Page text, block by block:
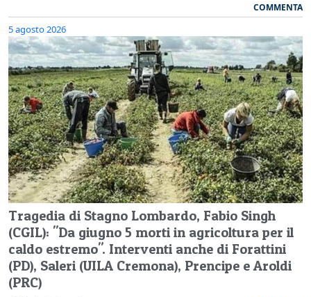
COMMENTA
5 agosto 2026
Tragedia di Stagno Lombardo, Fabio Singh
(CGIL): "Da giugno 5 morti in agricoltura per il
caldo estremo". Interventi anche di Forattini
(PD), Saleri (UILA Cremona), Prencipe e Aroldi
(PRC)